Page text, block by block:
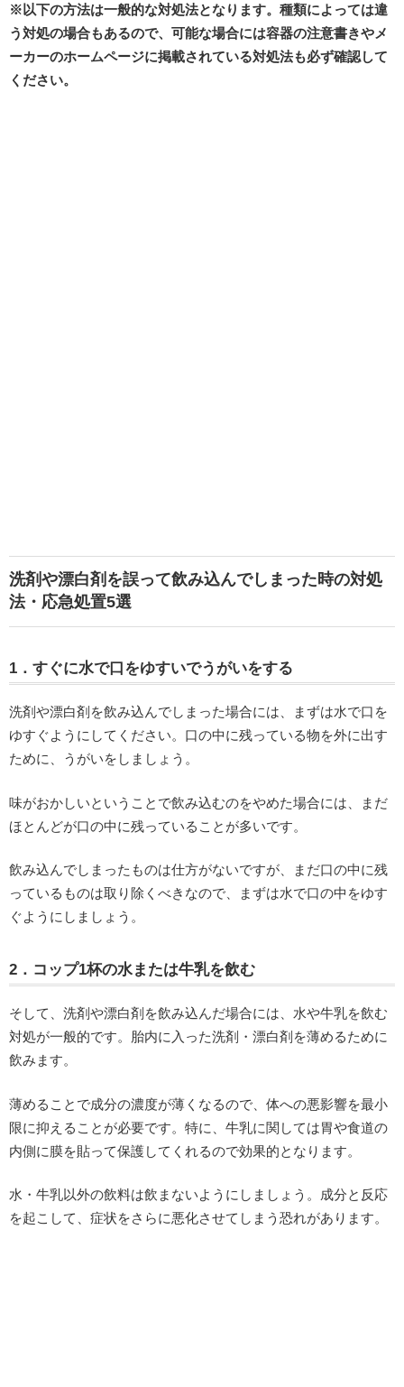
※以下の方法は一般的な対処法となります。種類によっては違
う対処の場合もあるので、可能な場合には容器の注意書きやメ
ーカーのホームページに掲載されている対処法も必ず確認して
ください。
洗剤や漂白剤を誤って飲み込んでしまった時の対処
法・応急処置5選
1．すぐに水で口をゆすいでうがいをする
洗剤や漂白剤を飲み込んでしまった場合には、まずは水で口を
ゆすぐようにしてください。口の中に残っている物を外に出す
ために、うがいをしましょう。
味がおかしいということで飲み込むのをやめた場合には、まだ
ほとんどが口の中に残っていることが多いです。
飲み込んでしまったものは仕方がないですが、まだ口の中に残
っているものは取り除くべきなので、まずは水で口の中をゆす
ぐようにしましょう。
2．コップ1杯の水または牛乳を飲む
そして、洗剤や漂白剤を飲み込んだ場合には、水や牛乳を飲む
対処が一般的です。胎内に入った洗剤・漂白剤を薄めるために
飲みます。
薄めることで成分の濃度が薄くなるので、体への悪影響を最小
限に抑えることが必要です。特に、牛乳に関しては胃や食道の
内側に膜を貼って保護してくれるので効果的となります。
水・牛乳以外の飲料は飲まないようにしましょう。成分と反応
を起こして、症状をさらに悪化させてしまう恐れがあります。